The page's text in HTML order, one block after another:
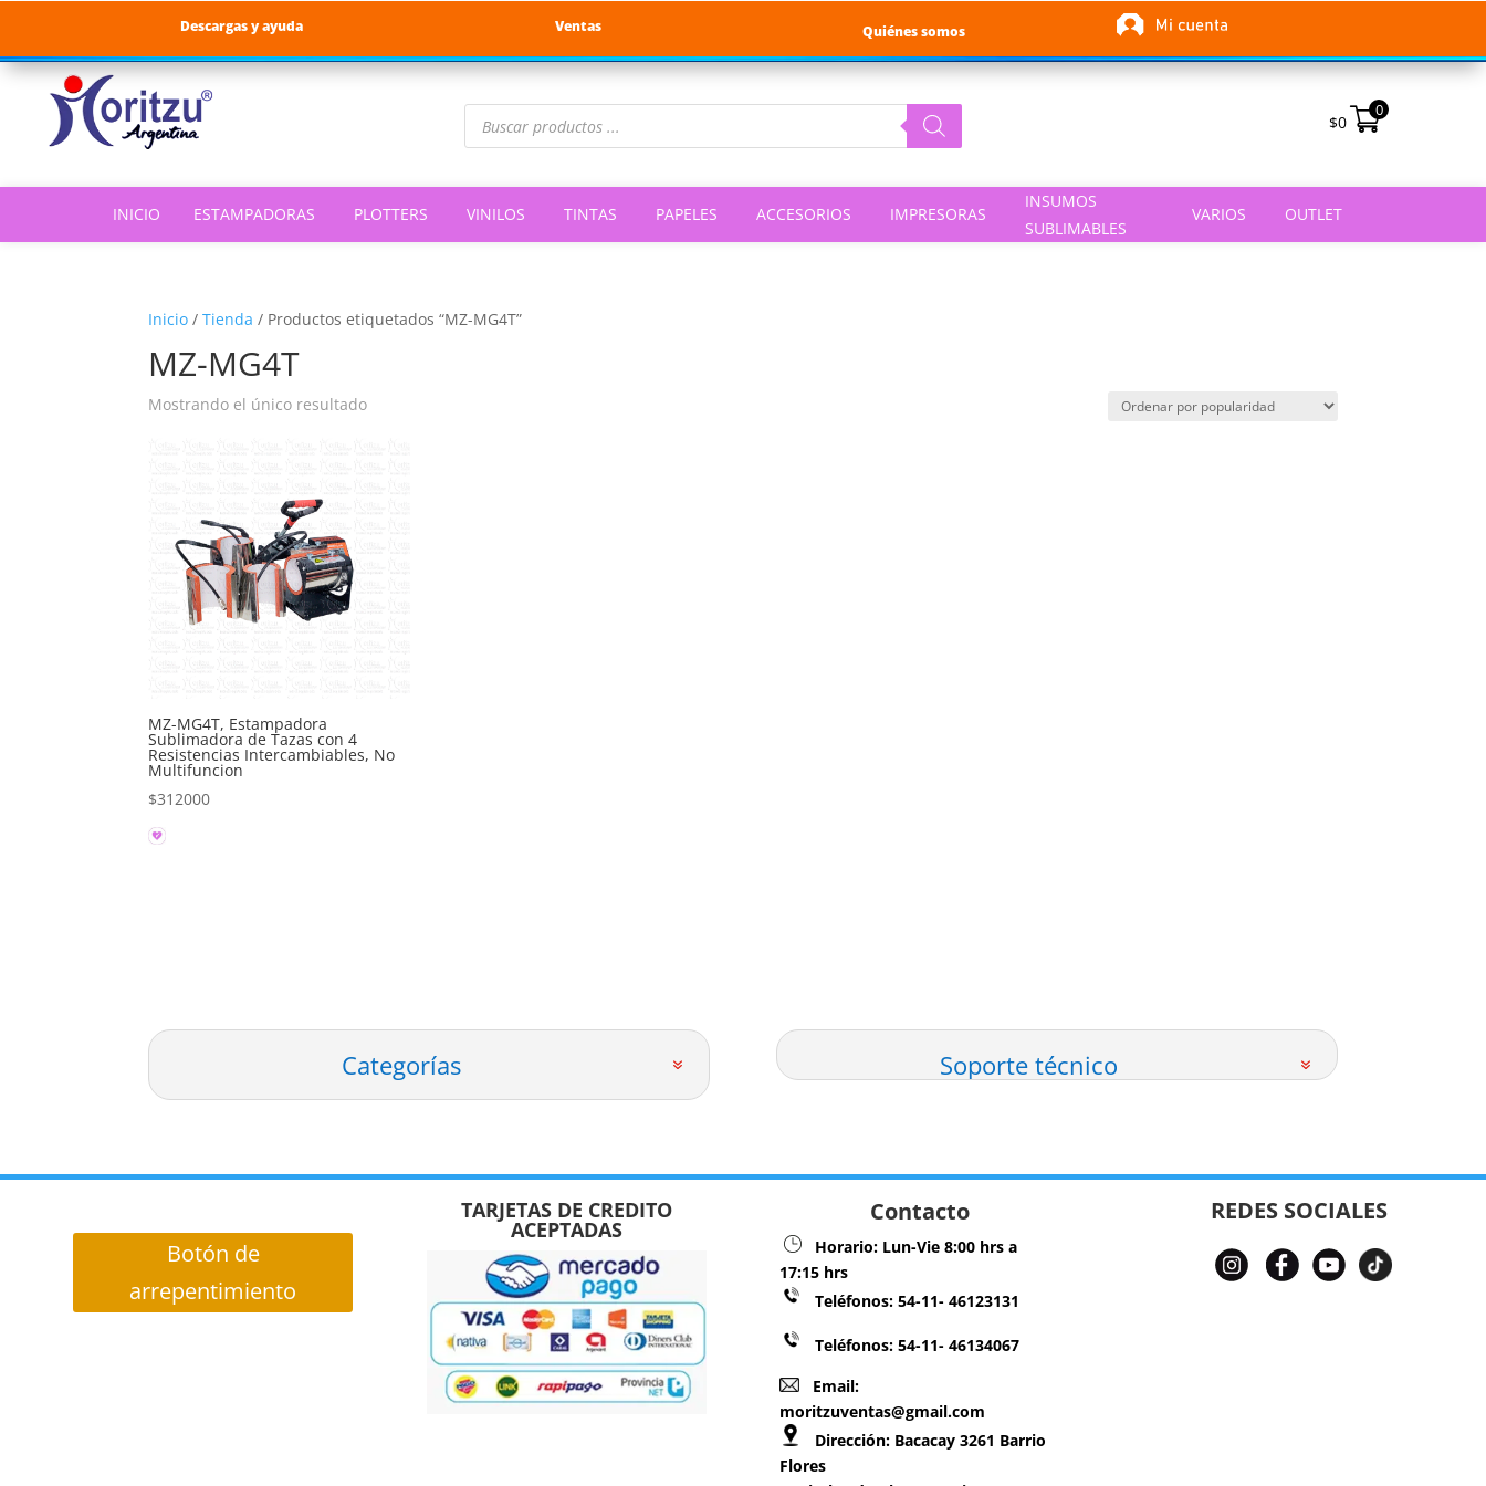
Descargas y ayuda Ventas Quiénes somos
Búsqueda
productos
$0
0
INICIO ESTAMPADORAS PLOTTERS VINILOS TINTAS PAPELES ACCESORIOS IMPRESORAS
INSUMOS
SUBLIMABLES
VARIOS OUTLET
Inicio /Tienda / Productos etiquetados “MZ-MG4T”
MZ-MG4T
Mostrando el único resultado
MZ-MG4T, Estampadora
Sublimadora de Tazas con 4
Resistencias Intercambiables, No
Multifuncion
$312000
Categorías Soporte técnico
Botón de
arrepentimiento
TARJETAS DE CREDITO
ACEPTADAS
Contacto
Horario: Lun-Vie 8:00 hrs a
17:15 hrs
Teléfonos:54-11- 46123131
Teléfonos: 54-11- 46134067
Email:
moritzuventas@gmail.com
Dirección: Bacacay 3261 Barrio
Flores
REDES SOCIALES